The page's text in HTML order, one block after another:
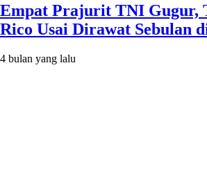
Empat Prajurit TNI Gugur,
Rico Usai Dirawat Sebulan
4 bulan yang lalu